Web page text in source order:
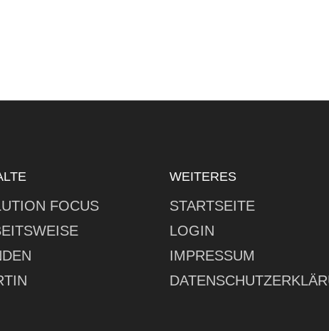
FOCUS
WEITERES
STARTSEITE
LOGIN
IMPRESSUM